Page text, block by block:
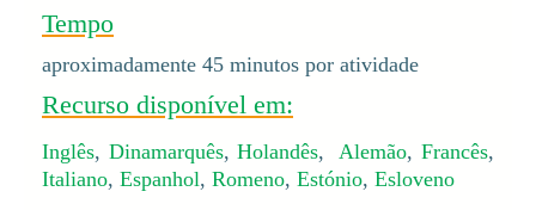
Tempo
aproximadamente 45 minutos por atividade
Recurso disponível em:
Inglês, Dinamarquês,Holandês, Alemão,Francês,
Italiano, Espanhol, Romeno, Estónio, Esloveno